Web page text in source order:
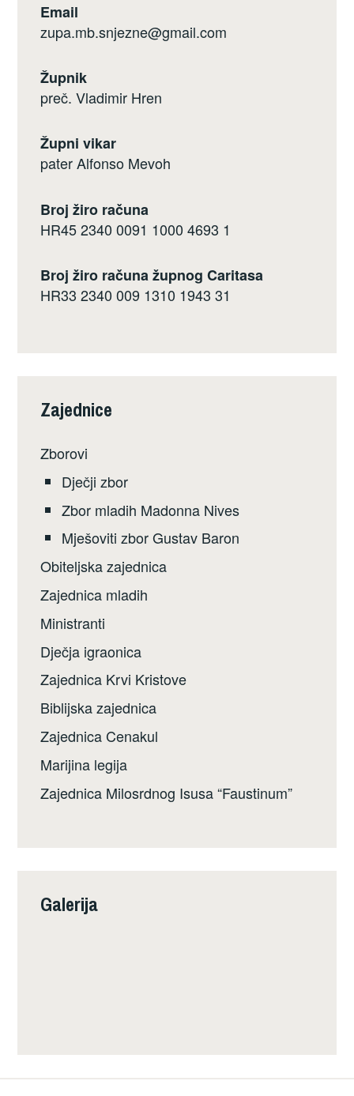
Email
zupa.mb.snjezne@gmail.com
Župnik
preč. Vladimir Hren
Župni vikar
pater Alfonso Mevoh
Broj žiro računa
HR45 2340 0091 1000 4693 1
Broj žiro računa župnog Caritasa
HR33 2340 009 1310 1943 31
Zajednice
Zborovi
Dječji zbor
Zbor mladih Madonna Nives
Mješoviti zbor Gustav Baron
Obiteljska zajednica
Zajednica mladih
Ministranti
Dječja igraonica
Zajednica Krvi Kristove
Biblijska zajednica
Zajednica Cenakul
Marijina legija
Zajednica Milosrdnog Isusa “Faustinum”
Galerija